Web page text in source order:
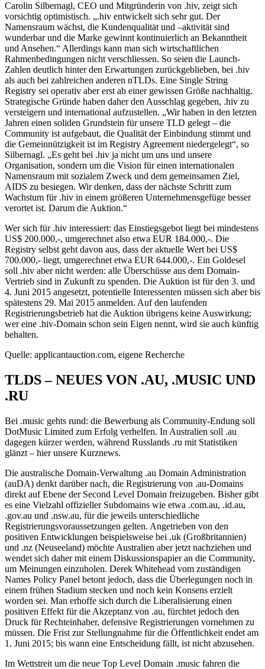
Carolin Silbernagl, CEO und Mitgründerin von .hiv, zeigt sich
vorsichtig optimistisch. „.hiv entwickelt sich sehr gut. Der
Namensraum wächst, die Kundenqualität und –aktivität sind
wunderbar und die Marke gewinnt kontinuierlich an Bekanntheit
und Ansehen.“ Allerdings kann man sich wirtschaftlichen
Rahmenbedingungen nicht verschliessen. So seien die Launch-
Zahlen deutlich hinter den Erwartungen zurückgeblieben, bei .hiv
als auch bei zahlreichen anderen nTLDs. Eine Single String
Registry sei operativ aber erst ab einer gewissen Größe nachhaltig.
Strategische Gründe haben daher den Ausschlag gegeben, .hiv zu
versteigern und international aufzustellen. „Wir haben in den letzten
Jahren einen soliden Grundstein für unsere TLD gelegt – die
Community ist aufgebaut, die Qualität der Einbindung stimmt und
die Gemeinnützigkeit ist im Registry Agreement niedergelegt“, so
Silbernagl. „Es geht bei .hiv ja nicht um uns und unsere
Organisation, sondern um die Vision für einen internationalen
Namensraum mit sozialem Zweck und dem gemeinsamen Ziel,
AIDS zu besiegen. Wir denken, dass der nächste Schritt zum
Wachstum für .hiv in einem größeren Unternehmensgefüge besser
verortet ist. Darum die Auktion.“
Wer sich für .hiv interessiert: das Einstiegsgebot liegt bei mindestens
US$ 200.000,-, umgerechnet also etwa EUR 184.000,-. Die
Registry selbst geht davon aus, dass der aktuelle Wert bei US$
700.000,- liegt, umgerechnet etwa EUR 644.000,-. Ein Goldesel
soll .hiv aber nicht werden: alle Überschüsse aus dem Domain-
Vertrieb sind in Zukunft zu spenden. Die Auktion ist für den 3. und
4. Juni 2015 angesetzt, potentielle Interessenten müssen sich aber bis
spätestens 29. Mai 2015 anmelden. Auf den laufenden
Registrierungsbetrieb hat die Auktion übrigens keine Auswirkung;
wer eine .hiv-Domain schon sein Eigen nennt, wird sie auch künftig
behalten.
Quelle: applicantauction.com, eigene Recherche
TLDS – NEUES VON .AU, .MUSIC UND
.RU
Bei .music gehts rund: die Bewerbung als Community-Endung soll
DotMusic Limited zum Erfolg verhelfen. In Australien soll .au
dagegen kürzer werden, während Russlands .ru mit Statistiken
glänzt – hier unsere Kurznews.
Die australische Domain-Verwaltung .au Domain Administration
(auDA) denkt darüber nach, die Registrierung von .au-Domains
direkt auf Ebene der Second Level Domain freizugeben. Bisher gibt
es eine Vielzahl offizieller Subdomains wie etwa .com.au, .id.au,
.gov.au und .nsw.au, für die jeweils unterschiedliche
Registrierungsvoraussetzungen gelten. Angetrieben von den
positiven Entwicklungen beispielsweise bei .uk (Großbritannien)
und .nz (Neuseeland) möchte Australien aber jetzt nachziehen und
wendet sich daher mit einem Diskussionspapier an die Community,
um Meinungen einzuholen. Derek Whitehead vom zuständigen
Names Policy Panel betont jedoch, dass die Überlegungen noch in
einem frühen Stadium stecken und noch kein Konsens erzielt
worden sei. Man erhoffe sich durch die Liberalisierung einen
positiven Effekt für die Akzeptanz von .au, fürchtet jedoch den
Druck für Rechteinhaber, defensive Registrierungen vornehmen zu
müssen. Die Frist zur Stellungnahme für die Öffentlichkeit endet am
1. Juni 2015; bis wann eine Entscheidung fällt, ist nicht abzusehen.
Im Wettstreit um die neue Top Level Domain .music fahren die